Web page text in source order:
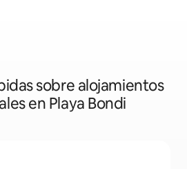
sobre alojamientos
en Playa Bondi